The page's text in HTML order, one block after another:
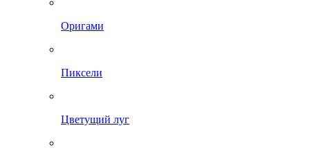
Оригами
Пиксели
Цветущий луг